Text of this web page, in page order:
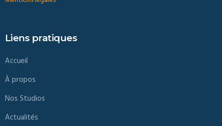
Liens pratiques
Accueil
À propos
Nos Studios
Actualités